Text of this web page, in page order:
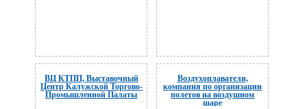
ВЦ КТПП, Выставочный
Центр Калужской Торгово-
Промышленной Палаты
Воздухоплаватели,
компания по организации
полетов на воздушном
шаре